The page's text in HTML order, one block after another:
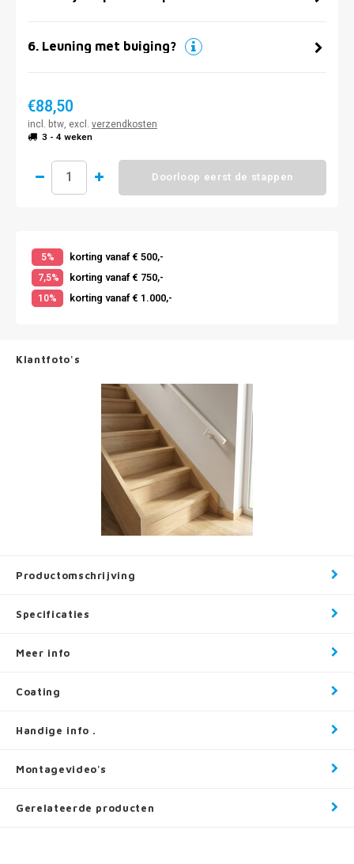
6. Leuning met buiging?
€88,50
incl. btw, excl. verzendkosten
3 - 4 weken
Doorloop eerst de stappen
5% korting vanaf € 500,-
7,5% korting vanaf € 750,-
10% korting vanaf € 1.000,-
Klantfoto's
Productomschrijving
Specificaties
Meer info
Coating
Handige info .
Montagevideo's
Gerelateerde producten